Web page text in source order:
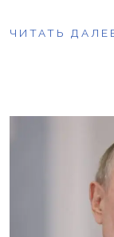
ЧИТАТЬ